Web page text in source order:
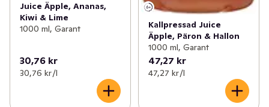
Juice Äpple, Ananas,
Kiwi & Lime
1000 ml, Garant
30,76 kr
30,76 kr /l
Kallpressad Juice
Äpple, Päron & Hallon
1000 ml, Garant
47,27 kr
47,27 kr /l